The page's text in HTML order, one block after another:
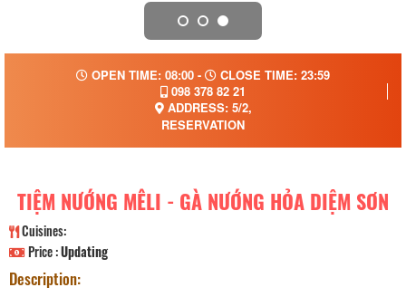
OPEN TIME: 08:00 -
CLOSE TIME: 23:59
098 378 82 21
ADDRESS: 5/2,
RESERVATION
TIỆM NƯỚNG MÊLI - GÀ NƯỚNG HỎA DIỆM SƠN
Cuisines:
Price :Updating
Description: